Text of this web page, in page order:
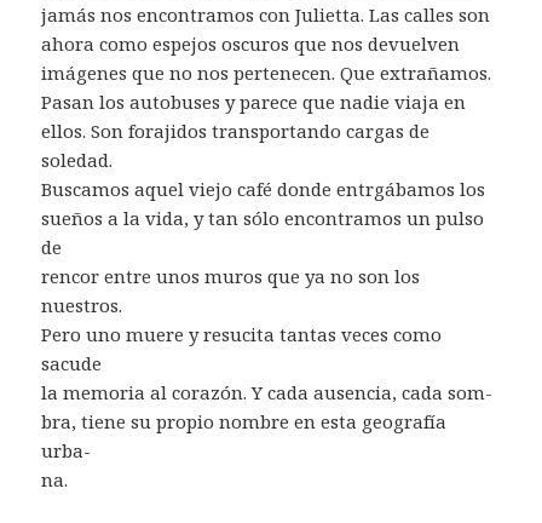
jamás nos encontramos con Julietta. Las calles son
ahora como espejos oscuros que nos devuelven
imágenes que no nos pertenecen. Que extrañamos.
Pasan los autobuses y parece que nadie viaja en
ellos. Son forajidos transportando cargas de
soledad.
Buscamos aquel viejo café donde entrgábamos los
sueños a la vida, y tan sólo encontramos un pulso
de
rencor entre unos muros que ya no son los
nuestros.
Pero uno muere y resucita tantas veces como
sacude
la memoria al corazón. Y cada ausencia, cada som-
bra, tiene su propio nombre en esta geografía
urba-
na.